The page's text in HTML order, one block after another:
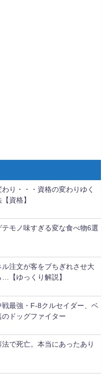
り・・・資格の変わりゆく
資格】
テモノ味すぎる変な食べ物6選
注文が客をブちぎれさせ大
【ゆっくり解説】
戦最強・F-8クルセイダー、ベ
のドッグファイター
法で死亡。本当にあったあり